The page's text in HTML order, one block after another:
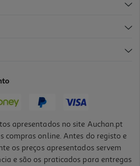
apresentados no site Auchan.pt
compras online. Antes do registo e
os preços apresentados servem
e são os praticados para entregas